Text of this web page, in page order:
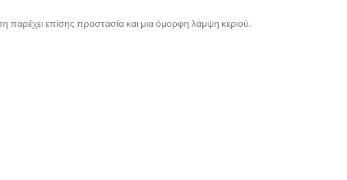
παρέχει επίσης προστασία και μια όμορφη λάμψη κεριού.